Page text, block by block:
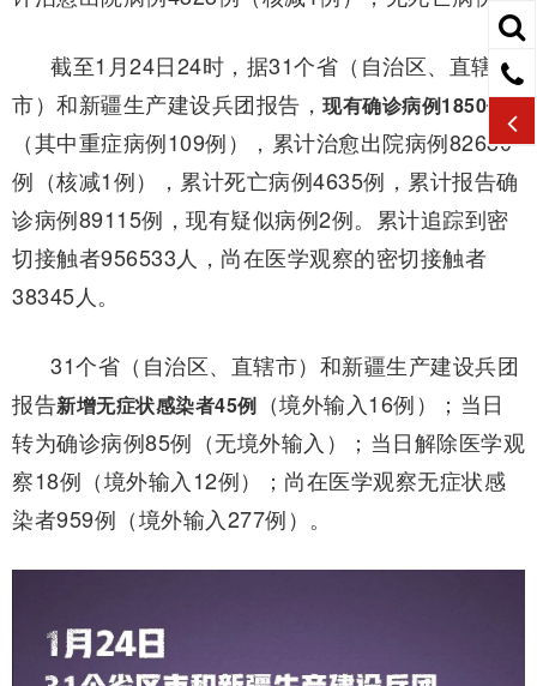
截至1月24日24时，据31个省（自治区、直辖
市）和新疆生产建设兵团报告， 现有确诊病例1850例
（其中重症病例109例），累计治愈出院病例82630
例（核减1例），累计死亡病例4635例，累计报告确
诊病例89115例，现有疑似病例2例。累计追踪到密
切接触者956533人，尚在医学观察的密切接触者
38345人。
31个省（自治区、直辖市）和新疆生产建设兵团
报告新增无症状感染者45例 （境外输入16例）；当日
转为确诊病例85例（无境外输入）；当日解除医学观
察18例（境外输入12例）；尚在医学观察无症状感
染者959例（境外输入277例）。